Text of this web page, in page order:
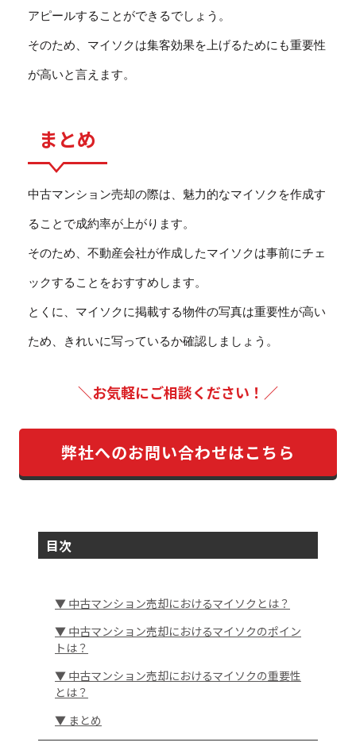
アピールすることができるでしょう。
そのため、マイソクは集客効果を上げるためにも重要性
が高いと言えます。
まとめ
中古マンション売却の際は、魅力的なマイソクを作成す
ることで成約率が上がります。
そのため、不動産会社が作成したマイソクは事前にチェ
ックすることをおすすめします。
とくに、マイソクに掲載する物件の写真は重要性が高い
ため、きれいに写っているか確認しましょう。
＼お気軽にご相談ください！／
弊社へのお問い合わせはこちら
目次
▼ 中古マンション売却におけるマイソクとは？
▼ 中古マンション売却におけるマイソクのポイン
トは？
▼ 中古マンション売却におけるマイソクの重要性
とは？
▼ まとめ